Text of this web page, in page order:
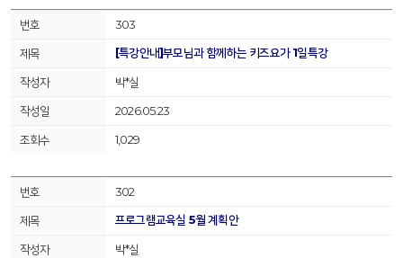
303
[특강안내]부모님과 함께하는 키즈요가 1일특강
박*실
2026.05.23
1,029
302
프로그램교육실 5월 계획안
박*실